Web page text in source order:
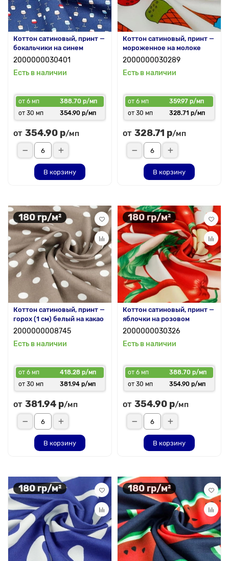
Коттон сатиновый, принт —
бокальчики на синем
2000000030401
Есть в наличии
от 6 мп
388.70 р/мп
от 30 мп
354.90 р/мп
от 354.90 р/мп
В корзину
Коттон сатиновый, принт —
мороженное на молоке
2000000030289
Есть в наличии
от 6 мп
359.97 р/мп
от 30 мп
328.71 р/мп
от 328.71 р/мп
В корзину
180 гр/м²
Коттон сатиновый, принт —
горох (1 см) белый на какао
2000000008745
Есть в наличии
от 6 мп
418.28 р/мп
от 30 мп
381.94 р/мп
от 381.94 р/мп
В корзину
180 гр/м²
Коттон сатиновый, принт —
яблочки на розовом
2000000030326
Есть в наличии
от 6 мп
388.70 р/мп
от 30 мп
354.90 р/мп
от 354.90 р/мп
В корзину
180 гр/м² 180 гр/м²